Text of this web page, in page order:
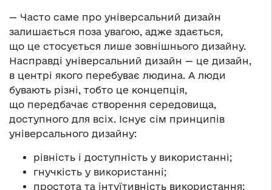
— Часто саме про універсальний дизайн
залишається поза увагою, адже здається,
що це стосується лише зовнішнього дизайну.
Насправді універсальний дизайн — це дизайн,
в центрі якого перебуває людина. А люди
бувають різні, тобто це концепція,
що передбачає створення середовища,
доступного для всіх. Існує сім принципів
універсального дизайну:
рівність і доступність у використанні;
гнучкість у використанні;
простота та інтуїтивність використання;